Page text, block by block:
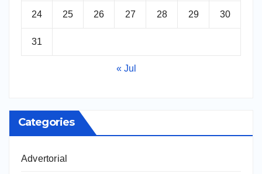
24 25 26 27 28 29 30
31
« Jul
Categories
Advertorial